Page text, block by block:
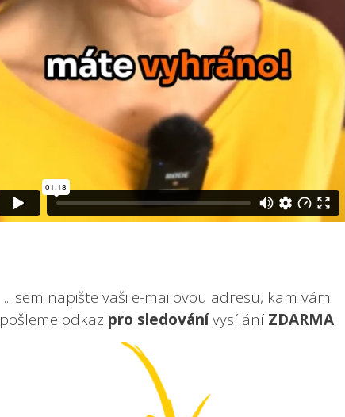
... sem napište vaši e-mailovou adresu, kam vám
pošleme odkaz pro sledovánívysílání ZDARMA: